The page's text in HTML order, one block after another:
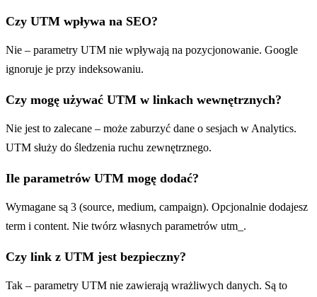
Czy UTM wpływa na SEO?
Nie – parametry UTM nie wpływają na pozycjonowanie. Google
ignoruje je przy indeksowaniu.
Czy mogę używać UTM w linkach wewnętrznych?
Nie jest to zalecane – może zaburzyć dane o sesjach w Analytics.
UTM służy do śledzenia ruchu zewnętrznego.
Ile parametrów UTM mogę dodać?
Wymagane są 3 (source, medium, campaign). Opcjonalnie dodajesz
term i content. Nie twórz własnych parametrów utm_.
Czy link z UTM jest bezpieczny?
Tak – parametry UTM nie zawierają wrażliwych danych. Są to